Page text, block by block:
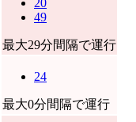
49
最大29分間隔で運行
24
最大0分間隔で運行